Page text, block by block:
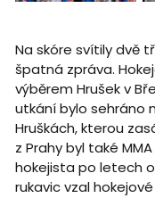
Na skóre svítily dvě
špatná zpráva.
výběrem Hrušek v
utkání bylo sehráno
Hruškách, kterou
z Prahy byl také
hokejista po letech
rukavic vzal